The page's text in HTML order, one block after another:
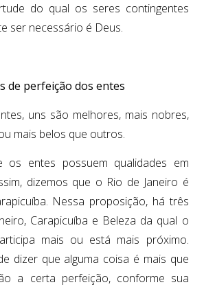
do qual os seres contingentes
ser necessário é Deus.
de perfeição dos entes
uns são melhores, mais nobres,
mais belos que outros.
os entes possuem qualidades em
dizemos que o Rio de Janeiro é
Nessa proposição, há três
Carapicuíba e Beleza da qual o
mais ou está mais próximo.
dizer que alguma coisa é mais que
a certa perfeição, conforme sua